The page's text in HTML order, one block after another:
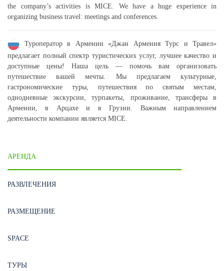
the company’s activities is MICE. We have a huge experience in
organizing business travel: meetings and conferences.
Туроператор в Армении «Джан Армения Турс и Травел»
предлагает полный спектр туристических услуг, лучшее качество и
доступные цены! Наша цель — помочь вам организовать
путешествие вашей мечты. Мы предлагаем культурные,
гастрономические туры, путешествия по святым местам,
однодневные экскурсии, турпакеты, проживание, трансферы в
Армении, в Арцахе и в Грузии. Важным направлением
деятельности компании является MICE.
АРЕНДА
РАЗВЛЕЧЕНИЯ
РАЗМЕЩЕНИЕ
SPACE
ТУРЫ